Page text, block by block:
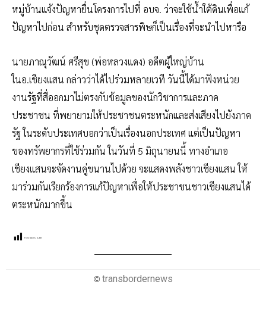
หมู่บ้านแจ้งปัญหายื่นโครงการไปที่ อบจ. ว่าจะใช้น้ำใต้ดินเพื่อแก้
ปัญหาไปก่อน สำหรับชุดตรวจสารพิษก็เป็นเรื่องที่จะนำไปหารือ
นายภาณุวัฒน์ ศรีสุข (พ่อหลวงแดง) อดีตผู้ใหญ่บ้าน
ในอ.เชียงแสน กล่าวว่าได้ไปร่วมหลายเวที วันนี้ได้มาฟังหน่วย
งานรัฐที่สื่ออกมาไม่ตรงกับข้อมูลของนักวิชาการและภาค
ประชาชน ที่พยายามให้ประชาชนตระหนักและส่งเสียงไปยังภาค
รัฐ ในระดับประเทศบอกว่าเป็นเรื่องนอกประเทศ แต่เป็นปัญหา
ของทรัพยากรที่ใช้ร่วมกัน ในวันที่ 5 มิถุนายนนี้ ทางอำเภอ
เชียงแสนจะจัดงานคู่ขนานไปด้วย จะแสดงพลังชาวเชียงแสน ให้
มาร่วมกันเรียกร้องการแก้ปัญหาเพื่อให้ประชาชนชาวเชียงแสนได้
ตระหนักมากขึ้น
Post Views: 6,337
© transbordernews